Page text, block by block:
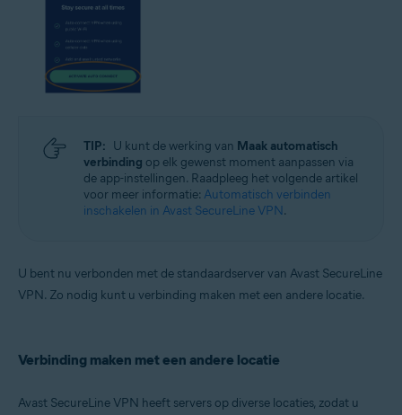
TIP: U kunt de werking van Maak automatisch
verbinding op elk gewenst moment aanpassen via
de app-instellingen. Raadpleeg het volgende artikel
voor meer informatie: Automatisch verbinden
inschakelen in Avast SecureLine VPN.
U bent nu verbonden met de standaardserver van Avast SecureLine
VPN. Zo nodig kunt u verbinding maken met een andere locatie.
Verbinding maken met een andere locatie
Avast SecureLine VPN heeft servers op diverse locaties, zodat u